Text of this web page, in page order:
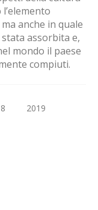
anche in quale
assorbita e,
mondo il paese
compiuti.
2019